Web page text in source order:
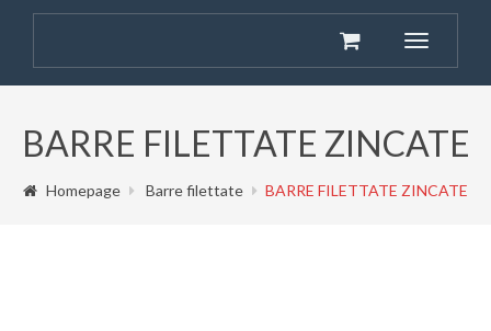
Toggle
BARRE FILETTATE ZINCATE
Homepage Barre filettate BARRE FILETTATE ZINCATE